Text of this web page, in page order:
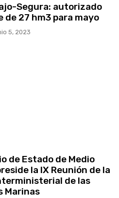
Segura: autorizado
de 27 hm3 para mayo
5, 2023
de Estado de Medio
la IX Reunión de la
de las
Marinas